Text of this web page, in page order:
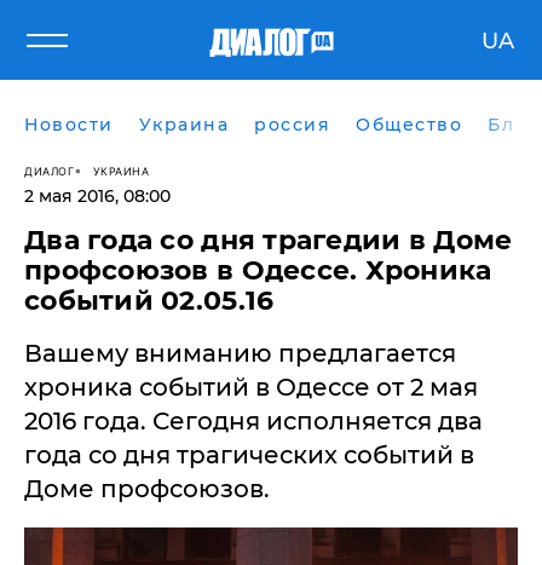
UA
Новости Украина россия Общество
ДИАЛОГ УКРАИНА
2 мая 2016, 08:00
Два года со дня трагедии в Доме
профсоюзов в Одессе. Хроника
событий 02.05.16
Вашему вниманию предлагается
хроника событий в Одессе от 2 мая
2016 года. Сегодня исполняется два
года со дня трагических событий в
Доме профсоюзов.